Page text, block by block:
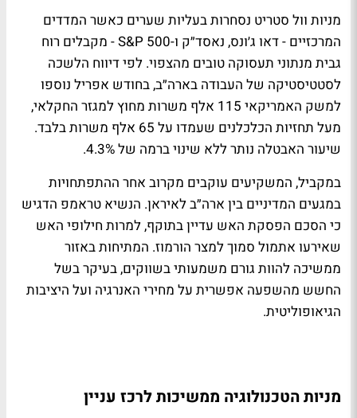
מניות וול סטריט נסחרות בעליות שערים כאשר המדדים
המרכזיים - דאו ג׳ונס, נאסד״ק ו-S&P 500 - מקבלים רוח
גבית מנתוני תעסוקה טובים מהצפוי. לפי דיווח הלשכה
לסטטיסטיקה של העבודה בארה״ב, בחודש אפריל נוספו
למשק האמריקאי 115 אלף משרות מחוץ למגזר החקלאי,
מעל תחזיות הכלכלנים שעמדו על 65 אלף משרות בלבד.
שיעור האבטלה נותר ללא שינוי ברמה של 4.3%.
במקביל, המשקיעים עוקבים מקרוב אחר ההתפתחויות
במגעים המדיניים בין ארה״ב לאיראן. הנשיא טראמפ הדגיש
כי הסכם הפסקת האש עדיין בתוקף, למרות חילופי האש
שאירעו אתמול סמוך למצר הורמוז. המתיחות באזור
ממשיכה להוות גורם משמעותי בשווקים, בעיקר בשל
החשש מהשפעה אפשרית על מחירי האנרגיה ועל היציבות
הגיאופוליטית.
מניות הטכנולוגיה ממשיכות לרכז עניין